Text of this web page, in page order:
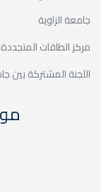
جامعة الزاوية
مركز الطاقات المتجددة
اللجنة المشتركة بين